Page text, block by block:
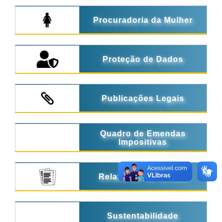
Procuradoria da Mulher
Proteção de Dados
Publicações Legais
Quadro de Emendas
Impositivas
Relatórios de Gestão
Sustentabilidade